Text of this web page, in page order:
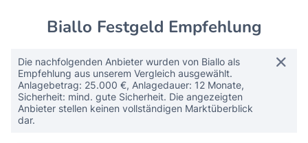
Biallo Festgeld Empfehlung
Die nachfolgenden Anbieter wurden von Biallo als
Empfehlung aus unserem Vergleich ausgewählt.
Anlagebetrag: 25.000 €, Anlagedauer: 12 Monate,
Sicherheit: mind. gute Sicherheit. Die angezeigten
Anbieter stellen keinen vollständigen Marktüberblick
dar.